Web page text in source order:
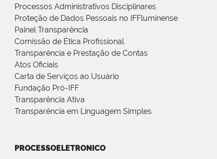
Processos Administrativos Disciplinares
Proteção de Dados Pessoais no IFFluminense
Painel Transparência
Comissão de Ética Profissional
Transparência e Prestação de Contas
Atos Oficiais
Carta de Serviços ao Usuário
Fundação Pró-IFF
Transparência Ativa
Transparência em Linguagem Simples
PROCESSOELETRONICO